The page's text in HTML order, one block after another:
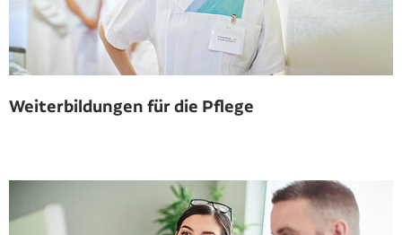
Weiterbildungen für die Pflege